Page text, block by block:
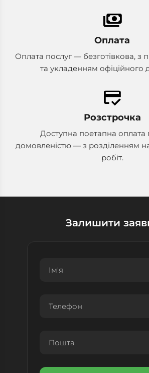
payments
Оплата
Оплата послуг — безготівкова, з
та укладенням офіційного
credit_score
Розстрочка
Доступна поетапна оплата
домовленістю — з розділенням
робіт.
Залишити